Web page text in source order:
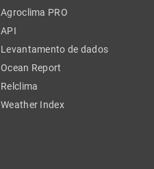
Agroclima PRO
API
Levantamento de dados
Ocean Report
Relclima
Weather Index